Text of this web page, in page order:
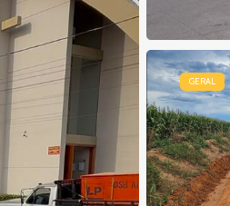
GERAL